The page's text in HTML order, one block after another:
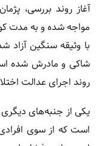
آغاز روند بررسی،
مواجه شده و به مدت
با وثیقه سنگین آزاد
شاکی و مادرش شده
روند اجرای عدالت
یکی از جنبه‌های
است که از سوی